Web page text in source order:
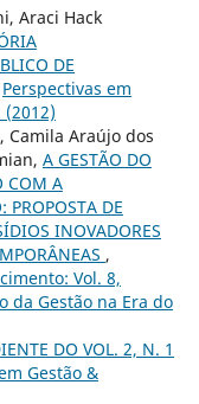
Araci Hack
DE
Perspectivas em
Camila Araújo dos
A GESTÃO DO
COM A
PROPOSTA DE
INOVADORES
,
Vol. 8,
da Gestão na Era do
DO VOL. 2, N. 1
Gestão &